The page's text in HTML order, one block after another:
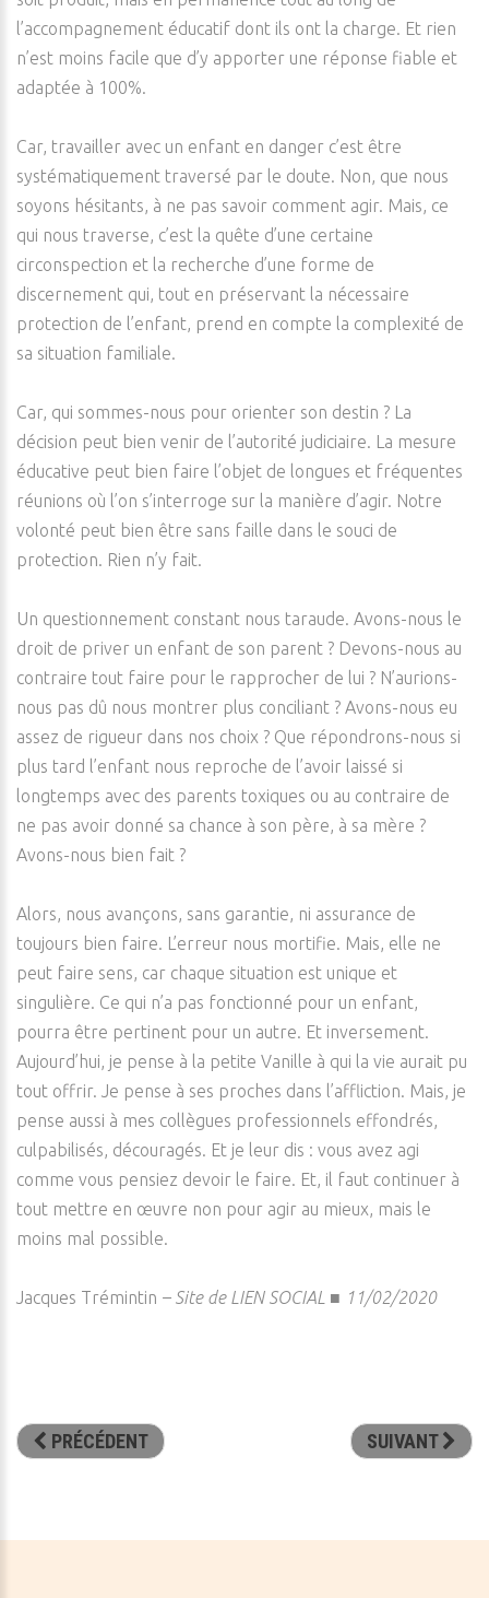
l’accompagnement éducatif dont ils ont la charge. Et rien
n’est moins facile que d’y apporter une réponse fiable et
adaptée à 100%.
Car, travailler avec un enfant en danger c’est être
systématiquement traversé par le doute. Non, que nous
soyons hésitants, à ne pas savoir comment agir. Mais, ce
qui nous traverse, c’est la quête d’une certaine
circonspection et la recherche d’une forme de
discernement qui, tout en préservant la nécessaire
protection de l’enfant, prend en compte la complexité de
sa situation familiale.
Car, qui sommes-nous pour orienter son destin ? La
décision peut bien venir de l’autorité judiciaire. La mesure
éducative peut bien faire l’objet de longues et fréquentes
réunions où l’on s’interroge sur la manière d’agir. Notre
volonté peut bien être sans faille dans le souci de
protection. Rien n’y fait.
Un questionnement constant nous taraude. Avons-nous le
droit de priver un enfant de son parent ? Devons-nous au
contraire tout faire pour le rapprocher de lui ? N’aurions-
nous pas dû nous montrer plus conciliant ? Avons-nous eu
assez de rigueur dans nos choix ? Que répondrons-nous si
plus tard l’enfant nous reproche de l’avoir laissé si
longtemps avec des parents toxiques ou au contraire de
ne pas avoir donné sa chance à son père, à sa mère ?
Avons-nous bien fait ?
Alors, nous avançons, sans garantie, ni assurance de
toujours bien faire. L’erreur nous mortifie. Mais, elle ne
peut faire sens, car chaque situation est unique et
singulière. Ce qui n’a pas fonctionné pour un enfant,
pourra être pertinent pour un autre. Et inversement.
Aujourd’hui, je pense à la petite Vanille à qui la vie aurait pu
tout offrir. Je pense à ses proches dans l’affliction. Mais, je
pense aussi à mes collègues professionnels effondrés,
culpabilisés, découragés. Et je leur dis : vous avez agi
comme vous pensiez devoir le faire. Et, il faut continuer à
tout mettre en œuvre non pour agir au mieux, mais le
moins mal possible.
Jacques Trémintin – Site de LIEN SOCIAL ■ 11/02/2020
PRÉCÉDENT SUIVANT